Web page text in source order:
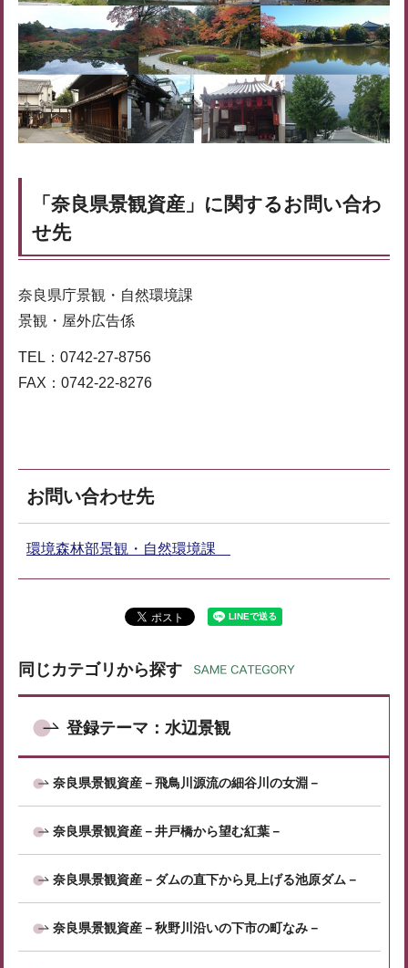
「奈良県景観資産」に関するお問い合わ
せ先
奈良県庁景観・自然環境課
景観・屋外広告係
TEL：0742-27-8756
FAX：0742-22-8276
お問い合わせ先
環境森林部景観・自然環境課
同じカテゴリから探す
登録テーマ：水辺景観
奈良県景観資産－飛鳥川源流の細谷川の女淵－
奈良県景観資産－井戸橋から望む紅葉－
奈良県景観資産－ダムの直下から見上げる池原ダム－
奈良県景観資産－秋野川沿いの下市の町なみ－